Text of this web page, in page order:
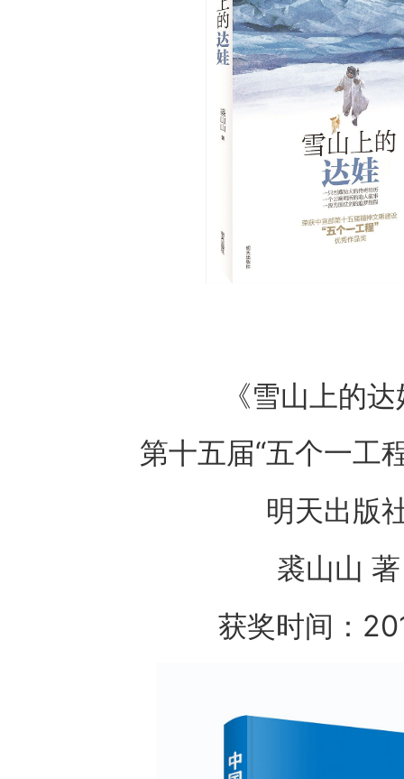
《雪山上的
第十五届“五个一工
明天出版
裘山山 著
获奖时间：